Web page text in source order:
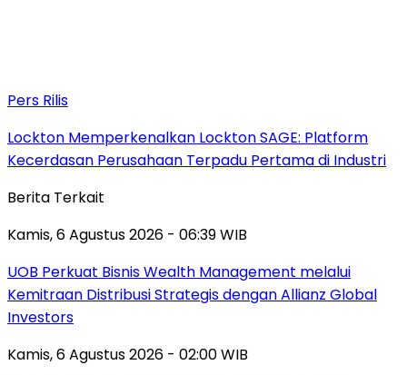
Pers Rilis
Lockton Memperkenalkan Lockton SAGE: Platform
Kecerdasan Perusahaan Terpadu Pertama di Industri
Berita Terkait
Kamis, 6 Agustus 2026 - 06:39 WIB
UOB Perkuat Bisnis Wealth Management melalui
Kemitraan Distribusi Strategis dengan Allianz Global
Investors
Kamis, 6 Agustus 2026 - 02:00 WIB